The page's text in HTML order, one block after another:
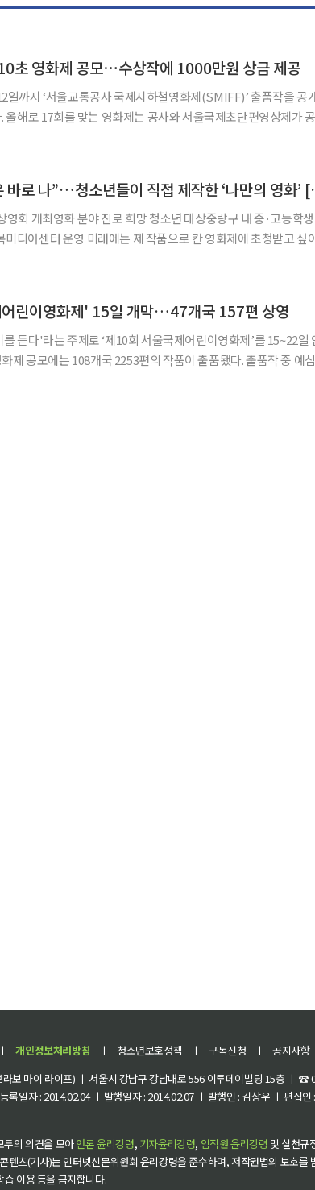
초 영화제 공모⋯수상작에 1000만원 상금 제공
일까지 ‘서울교통공사 국제지하철영화제(SMIFF)’ 출품작을 공
동
“미래의 영화인
영회 개최영화 분야 진로 희망 청소년 대상중랑구 내 중·고등학
품으로 칸 영화제에 초청받고 싶어요.
린이영화제' 15일 개막…47개국 157편 상영
듣다'라는 주제로 ‘제10회 서울국제어린이영화제’를 15~22일
ㅣ 개인정보처리방침 ㅣ 청소년보호정책 ㅣ 구독신청 ㅣ 공지사항
보 마이 라이프) ㅣ 서울시 강남구 강남대로 556 이투데이빌딩 15층 ㅣ ☎
록일자 : 2014.02.04 ㅣ 발행일자 : 2014.02.07 ㅣ 발행인 : 김상우 ㅣ 편집
두의 의견을 모아언론 윤리강령, 기자윤리강령, 임직원 윤리강령 및 실천규
텐츠(기사)는 인터넷신문위원회 윤리강령을 준수하며, 저작권법의 보호를
이용 등을 금지합니다.